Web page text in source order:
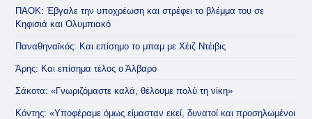
ΠΑΟΚ: Έβγαλε την υποχρέωση και στρέφει το βλέμμα του σε
Κηφισιά και Ολυμπιακό
Παναθηναϊκός: Και επίσημο το μπαμ με Χέιζ Ντέιβις
Άρης: Και επίσημα τέλος ο Άλβαρο
Σάκοτα: «Γνωριζόμαστε καλά, θέλουμε πολύ τη νίκη»
Κόντης: «Υποφέραμε όμως είμασταν εκεί, δυνατοί και προσηλωμένοι